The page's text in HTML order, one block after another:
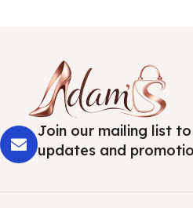
Join our mailing list
updates and